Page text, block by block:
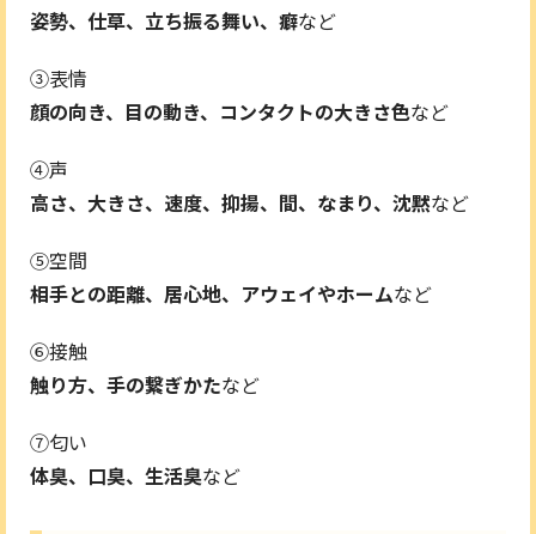
姿勢、仕草、立ち振る舞い、癖など
③表情
顔の向き、目の動き、コンタクトの大きさ色など
④声
高さ、大きさ、速度、抑揚、間、なまり、沈黙など
⑤空間
相手との距離、居心地、アウェイやホームなど
⑥接触
触り方、手の繋ぎかたなど
⑦匂い
体臭、口臭、生活臭など